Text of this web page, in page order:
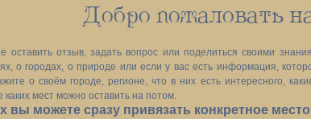
Добро пожаловать
отзыв, задать вопрос или поделиться своими
о городах, о природе или если у вас есть информация,
о своём городе, регионе, что в них есть интересного,
мест можно оставить на потом.
вы можете сразу привязать конкретное